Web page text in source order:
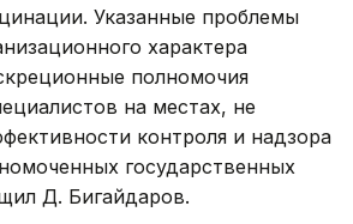
Указанные проблемы
характера
полномочия
на местах, не
контроля и надзора
государственных
Д. Бигайдаров.